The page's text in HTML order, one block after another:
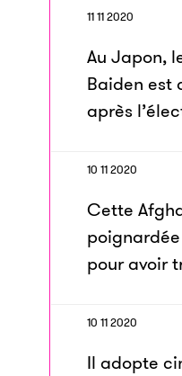
11 11 2020
Au Japon,
Baiden est
après
10 11 2020
Cette
pour avoir
10 11 2020
Il adopte